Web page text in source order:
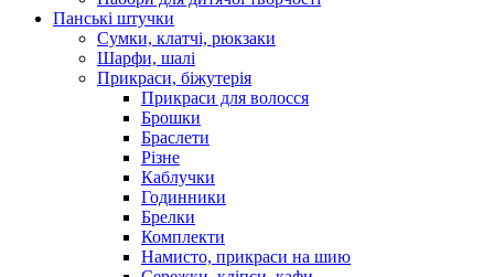
Панські штучки
Сумки, клатчі, рюкзаки
Шарфи, шалі
Прикраси, біжутерія
Прикраси для волосся
Брошки
Браслети
Різне
Каблучки
Годинники
Брелки
Комплекти
Намисто, прикраси на шию